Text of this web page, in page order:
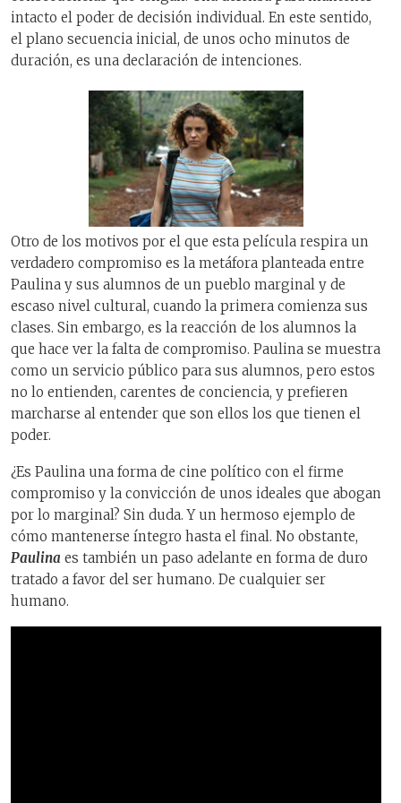
intacto el poder de decisión individual. En este sentido,
el plano secuencia inicial, de unos ocho minutos de
duración, es una declaración de intenciones.
Otro de los motivos por el que esta película respira un
verdadero compromiso es la metáfora planteada entre
Paulina y sus alumnos de un pueblo marginal y de
escaso nivel cultural, cuando la primera comienza sus
clases. Sin embargo, es la reacción de los alumnos la
que hace ver la falta de compromiso. Paulina se muestra
como un servicio público para sus alumnos, pero estos
no lo entienden, carentes de conciencia, y prefieren
marcharse al entender que son ellos los que tienen el
poder.
¿Es Paulina una forma de cine político con el firme
compromiso y la convicción de unos ideales que abogan
por lo marginal? Sin duda. Y un hermoso ejemplo de
cómo mantenerse íntegro hasta el final. No obstante,
Paulina es también un paso adelante en forma de duro
tratado a favor del ser humano. De cualquier ser
humano.